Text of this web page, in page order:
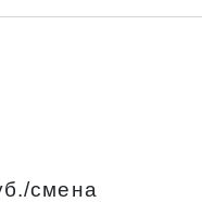
смена